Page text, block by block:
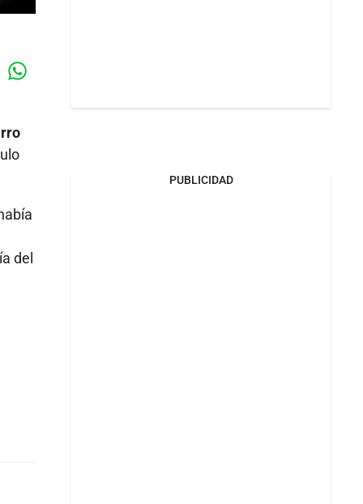
del
PUBLICIDAD